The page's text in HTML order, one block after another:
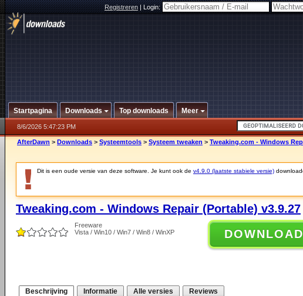
Registreren|Login:
Startpagina Downloads Top downloads Meer
8/6/2026 5:47:23 PM
AfterDawn > Downloads > Systeemtools > Systeem tweaken > Tweaking.com - Windows
Dit is een oude versie van deze software. Je kunt ook de v4.9.0 (laatste stabiele versie)
Tweaking.com - Windows Repair (Portable) v3.9.27
Freeware
Vista / Win10 / Win7 / Win8 / WinXP
DOWNLOAD
Beschrijving Informatie Alle versies Reviews